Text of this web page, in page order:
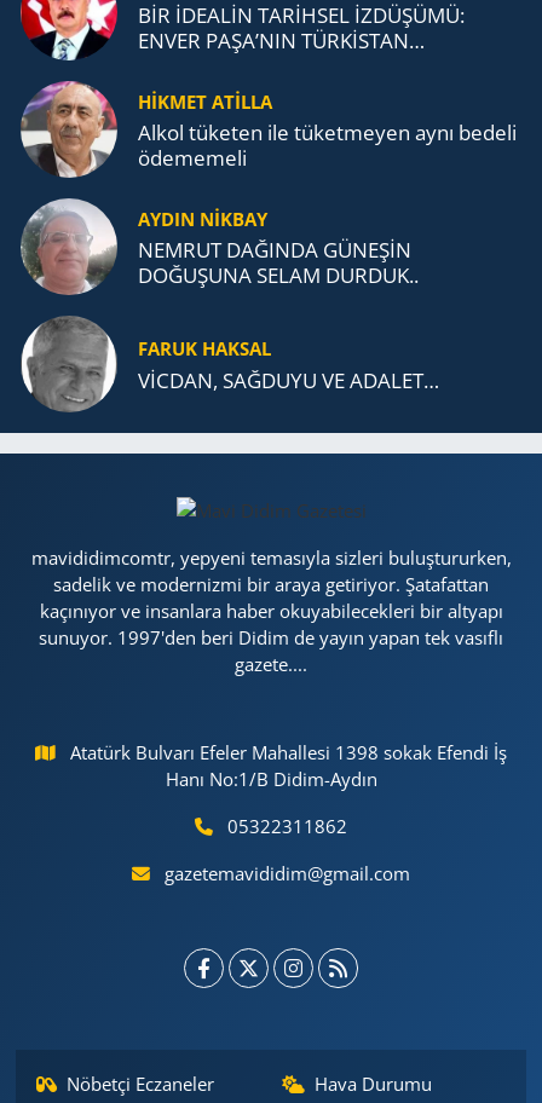
BİR İDEALİN TARİHSEL İZDÜŞÜMÜ:
ENVER PAŞA’NIN TÜRKİSTAN
TEŞKİLATI’NA UZANAN MİRASI
HİKMET ATİLLA
Alkol tü­ke­ten ile tü­ket­me­yen aynı be­de­li
öde­me­me­li
AYDIN NİKBAY
NEMRUT DAĞINDA GÜNEŞİN
DOĞUŞUNA SELAM DURDUK..
FARUK HAKSAL
VİCDAN, SAĞ­DU­YU VE ADA­LET…
mavididimcomtr, yepyeni temasıyla sizleri buluştururken,
sadelik ve modernizmi bir araya getiriyor. Şatafattan
kaçınıyor ve insanlara haber okuyabilecekleri bir altyapı
sunuyor. 1997'den beri Didim de yayın yapan tek vasıflı
gazete....
Atatürk Bulvarı Efeler Mahallesi 1398 sokak Efendi İş
Hanı No:1/B Didim-Aydın
05322311862
gazetemavididim@gmail.com
Nöbetçi Eczaneler Hava Durumu